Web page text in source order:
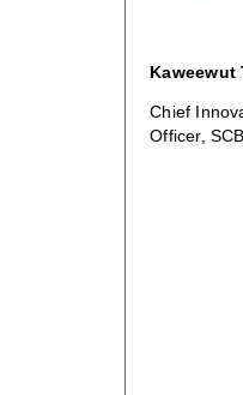
Kaweewut
Chief
Officer,